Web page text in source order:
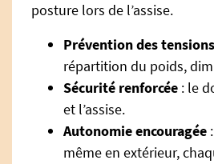
posture lors de l’assise.
Prévention des tensions
répartition du poids,
Sécurité renforcée : le
et l’assise.
Autonomie encouragée
même en extérieur,